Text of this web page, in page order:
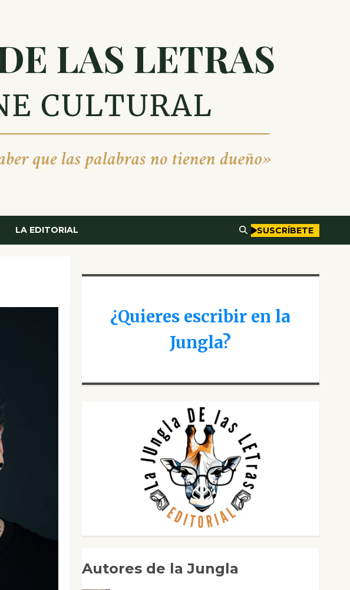
LA EDITORIAL SUSCRÍBETE
¿Quieres escribir en la
Jungla?
Autores de la Jungla